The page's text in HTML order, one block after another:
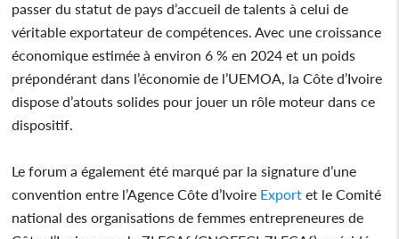
passer du statut de pays d’accueil de talents à celui de
véritable exportateur de compétences. Avec une croissance
économique estimée à environ 6 % en 2024 et un poids
prépondérant dans l’économie de l’UEMOA, la Côte d’Ivoire
dispose d’atouts solides pour jouer un rôle moteur dans ce
dispositif.
Le forum a également été marqué par la signature d’une
convention entre l’Agence Côte d’Ivoire Export et le Comité
national des organisations de femmes entrepreneures de